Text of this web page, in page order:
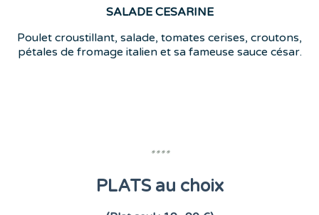
SALADE CESARINE
Poulet croustillant, salade, tomates cerises, croutons,
pétales de fromage italien et sa fameuse sauce césar.
****
PLATS au choix